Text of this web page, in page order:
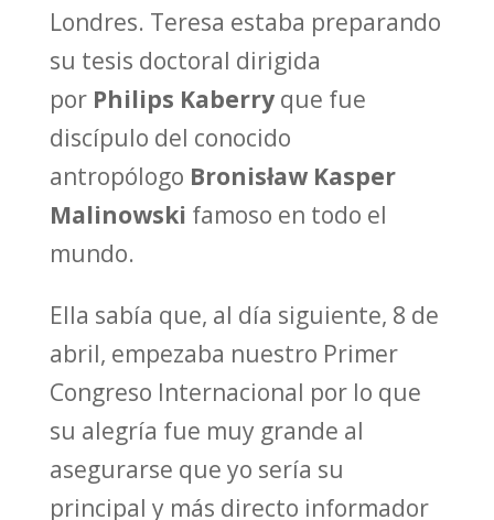
Londres. Teresa estaba preparando
su tesis doctoral dirigida
por Philips Kaberryque fue
discípulo del conocido
antropólogo Bronisław Kasper
Malinowski famoso en todo el
mundo.
Ella sabía que, al día siguiente, 8 de
abril, empezaba nuestro Primer
Congreso Internacional por lo que
su alegría fue muy grande al
asegurarse que yo sería su
principal y más directo informador